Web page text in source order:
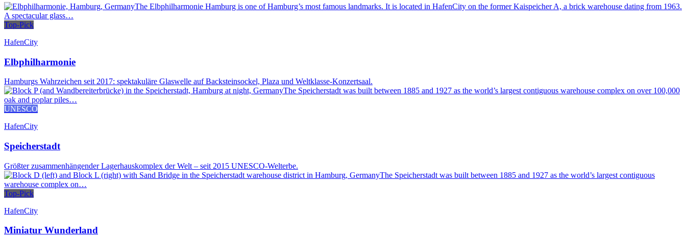
Top-Pick
HafenCity
Elbphilharmonie
Hamburgs Wahrzeichen seit 2017: spektakuläre Glaswelle auf Backsteinsockel, Plaza und Weltklasse-Konzertsaal.
UNESCO
HafenCity
Speicherstadt
Größter zusammenhängender Lagerhauskomplex der Welt – seit 2015 UNESCO-Welterbe.
Top-Pick
HafenCity
Miniatur Wunderland